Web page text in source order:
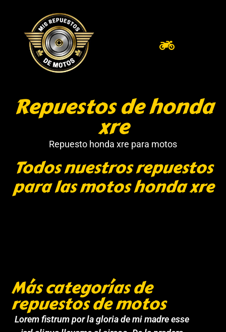
Repuestos de honda
xre
Repuesto honda xre para motos
Todos nuestros repuestos
para las motos honda xre
Más categorías de
repuestos de motos
Lorem fistrum por la gloria de mi madre esse